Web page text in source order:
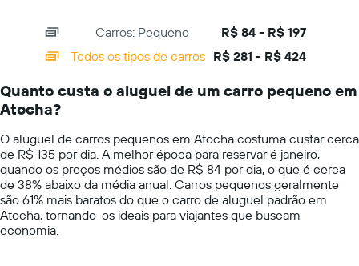
aluguel
carro
um
dia
displaying
categories.
categories.
The
has
1
Y
axis
displaying
values.
Range:
Carros: Pequeno
R$ 84 - R$ 197
Todos os tipos de carros R$ 281 - R$ 424
Quanto custa o aluguel de um carro pequeno em
Atocha?
O aluguel de carros pequenos em Atocha costuma custar cerca
de R$ 135 por dia. A melhor época para reservar é janeiro,
quando os preços médios são de R$ 84 por dia, o que é cerca
de 38% abaixo da média anual. Carros pequenos geralmente
são 61% mais baratos do que o carro de aluguel padrão em
Atocha, tornando-os ideais para viajantes que buscam
economia.